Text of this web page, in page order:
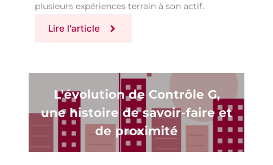
plusieurs expériences terrain à son actif.
Lire l'article
L'évolution de Contrôle G,
une histoire de savoir-faire et
de proximité